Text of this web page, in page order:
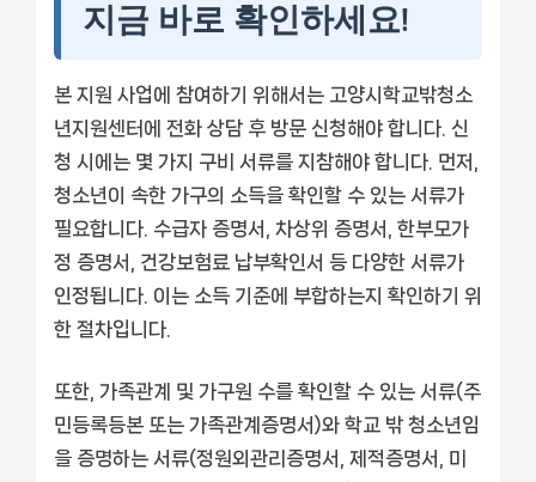
지금 바로 확인하세요!
본 지원 사업에 참여하기 위해서는 고양시학교밖청소
년지원센터에 전화 상담 후 방문 신청해야 합니다. 신
청 시에는 몇 가지 구비 서류를 지참해야 합니다. 먼저,
청소년이 속한 가구의 소득을 확인할 수 있는 서류가
필요합니다. 수급자 증명서, 차상위 증명서, 한부모가
정 증명서, 건강보험료 납부확인서 등 다양한 서류가
인정됩니다. 이는 소득 기준에 부합하는지 확인하기 위
한 절차입니다.
또한, 가족관계 및 가구원 수를 확인할 수 있는 서류(주
민등록등본 또는 가족관계증명서)와 학교 밖 청소년임
을 증명하는 서류(정원외관리증명서, 제적증명서, 미